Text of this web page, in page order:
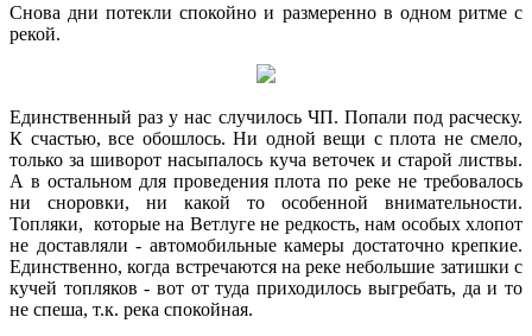
Снова дни потекли спокойно и размеренно в одном ритме с
рекой.
Единственный раз у нас случилось ЧП. Попали под расческу.
К счастью, все обошлось. Ни одной вещи с плота не смело,
только за шиворот насыпалось куча веточек и старой листвы.
А в остальном для проведения плота по реке не требовалось
ни сноровки, ни какой то особенной внимательности.
Топляки, которые на Ветлуге не редкость, нам особых хлопот
не доставляли - автомобильные камеры достаточно крепкие.
Единственно, когда встречаются на реке небольшие затишки с
кучей топляков - вот от туда приходилось выгребать, да и то
не спеша, т.к. река спокойная.